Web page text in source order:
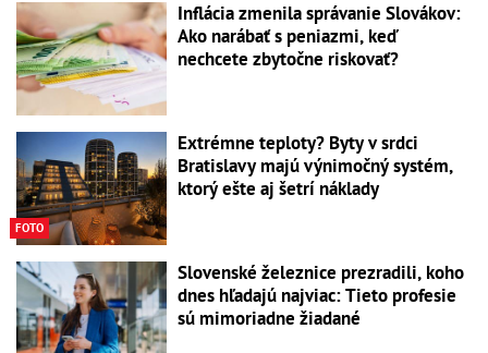
Inflácia zmenila správanie Slovákov:
Ako narábať s peniazmi, keď
nechcete zbytočne riskovať?
FOTO
Extrémne teploty? Byty v srdci
Bratislavy majú výnimočný systém,
ktorý ešte aj šetrí náklady
Slovenské železnice prezradili, koho
dnes hľadajú najviac: Tieto profesie
sú mimoriadne žiadané